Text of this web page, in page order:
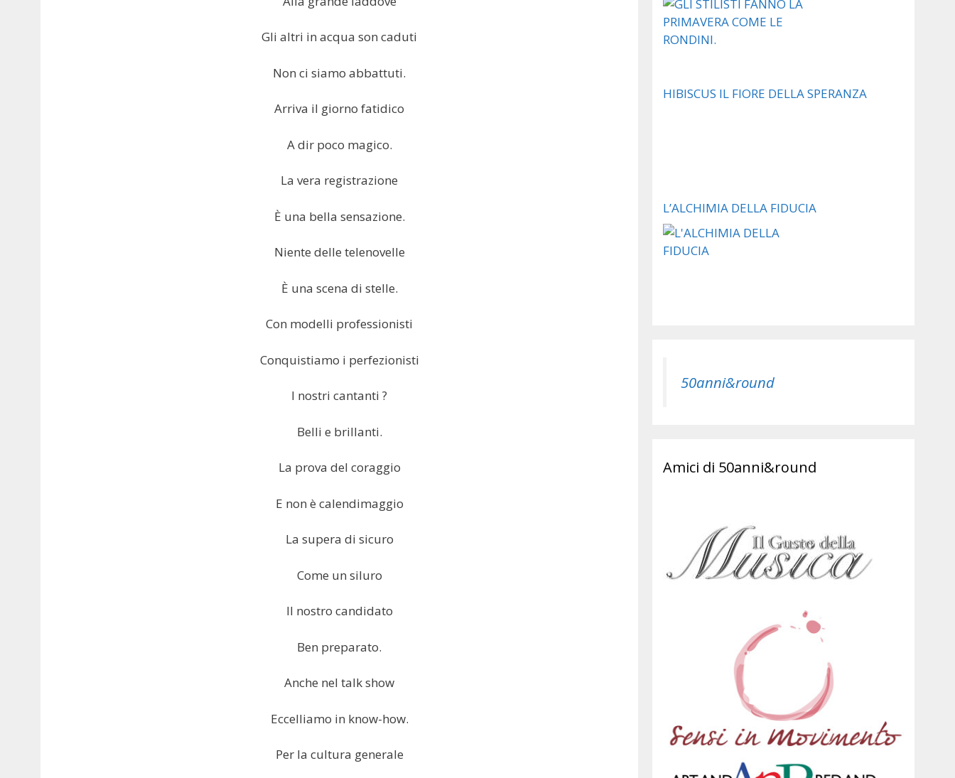
Gli altri in acqua son caduti
Non ci siamo abbattuti.
Arriva il giorno fatidico
A dir poco magico.
La vera registrazione
È una bella sensazione.
Niente delle telenovelle
È una scena di stelle.
Con modelli professionisti
Conquistiamo i perfezionisti
I nostri cantanti ?
Belli e brillanti.
La prova del coraggio
E non è calendimaggio
La supera di sicuro
Come un siluro
Il nostro candidato
Ben preparato.
Anche nel talk show
Eccelliamo in know-how.
Per la cultura generale
HIBISCUS IL FIORE DELLA SPERANZA
L’ALCHIMIA DELLA FIDUCIA
50anni&round
Amici di 50anni&round